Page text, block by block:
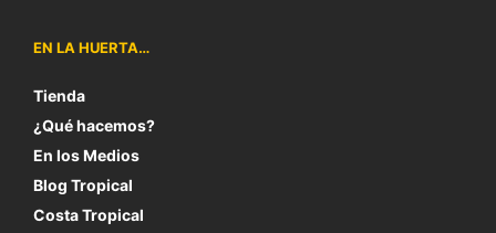
EN LA HUERTA…
Tienda
¿Qué hacemos?
En los Medios
Blog Tropical
Costa Tropical